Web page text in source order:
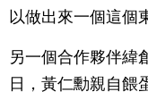
以做出來一個這個
另一個合作夥伴緯
日，黃仁勳親自餵